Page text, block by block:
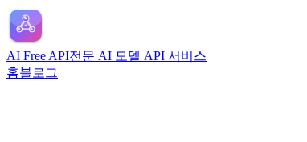
AI Free API전문 AI 모델 API 서비스
홈블로그